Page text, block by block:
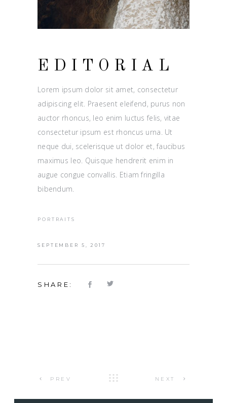
EDITORIAL
Lorem ipsum dolor sit amet, consectetur
adipiscing elit. Praesent eleifend, purus non
auctor rhoncus, leo enim luctus felis, vitae
consectetur ipsum est rhoncus urna. Ut
neque dui, scelerisque ut dolor et, faucibus
maximus leo. Quisque hendrerit enim in
augue congue convallis. Etiam fringilla
bibendum.
PORTRAITS
SEPTEMBER 5, 2017
SHARE:
PREV NEXT